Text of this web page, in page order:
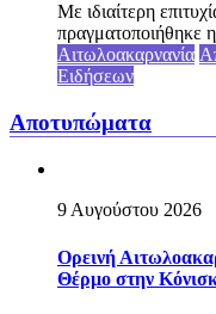
Με ιδιαίτερη
πραγματοποιήθηκε
Αιτωλοακαρνανία
Ειδήσεων
Αποτυπώματα
9 Αυγούστου 2026
Ορεινή
Θέρμο στην